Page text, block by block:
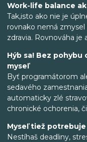
Work-life balance
Tak,isto ako nie je
rovnako nemá
zdravia. Rovnováha
Hýb sa! Bez
myseľ
Byť programátorom
sedavého
automaticky zlé
chronické ochorenia,
Myseľ tiež
Nestíhaš deadliny,